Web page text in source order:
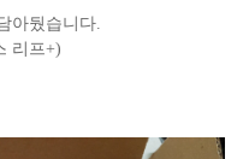
아뒀습니다.
리프+)